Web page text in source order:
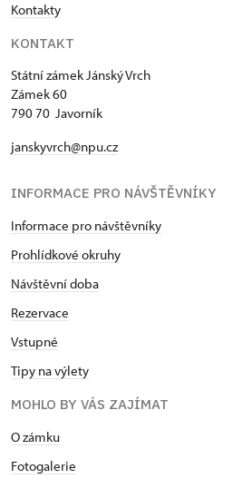
Kontakty
KONTAKT
Státní zámek Jánský Vrch
Zámek 60
790 70 Javorník
janskyvrch@npu.cz
INFORMACE PRO NÁVŠTĚVNÍKY
Informace pro návštěvníky
Prohlídkové okruhy
Návštěvní doba
Rezervace
Vstupné
Tipy na výlety
MOHLO BY VÁS ZAJÍMAT
O zámku
Fotogalerie